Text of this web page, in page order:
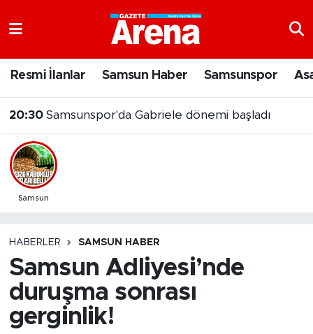
Resmi İlanlar Samsun Haber Samsunspor
20:30 Samsunspor'da Gabriele dönemi başladı
Samsun
HABERLER SAMSUN HABER
Samsun Adliyesi’nde
duruşma sonrası
gerginlik!
Samsun Namaz Vakitleri
Trafik Durumu
Süper Lig Puan Durumu ve Fikstür
Son Dakika Haberleri
Haber Arşivi